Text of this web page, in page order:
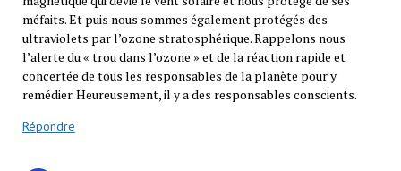
méfaits. Et puis nous sommes également protégés des
ultraviolets par l’ozone stratosphérique. Rappelons nous
l’alerte du « trou dans l’ozone » et de la réaction rapide et
concertée de tous les responsables de la planète pour y
remédier. Heureusement, il y a des responsables conscients.
Répondre